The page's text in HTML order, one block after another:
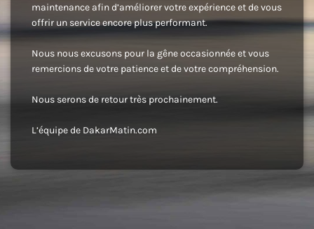
maintenance afin d’améliorer votre expérience et de vous
offrir un service encore plus performant.
Nous nous excusons pour la gêne occasionnée et vous
remercions de votre patience et de votre compréhension.
Nous serons de retour très prochainement.
L’équipe de DakarMatin.com